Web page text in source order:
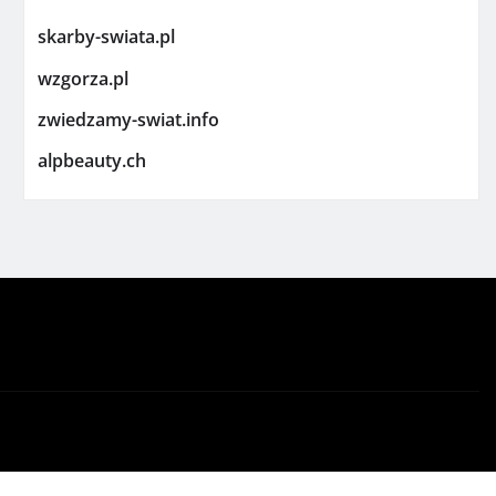
skarby-swiata.pl
wzgorza.pl
zwiedzamy-swiat.info
alpbeauty.ch